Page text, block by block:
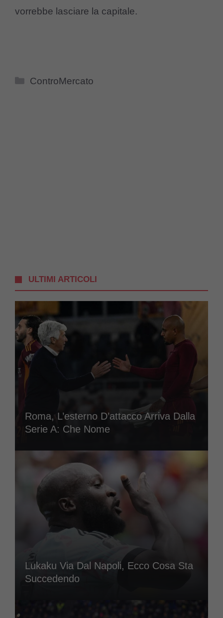
vorrebbe lasciare la capitale.
Categorie
ControMercato
ULTIMI ARTICOLI
Roma, L’esterno D’attacco Arriva Dalla
Serie A: Che Nome
Lukaku Via Dal Napoli, Ecco Cosa Sta
Succedendo